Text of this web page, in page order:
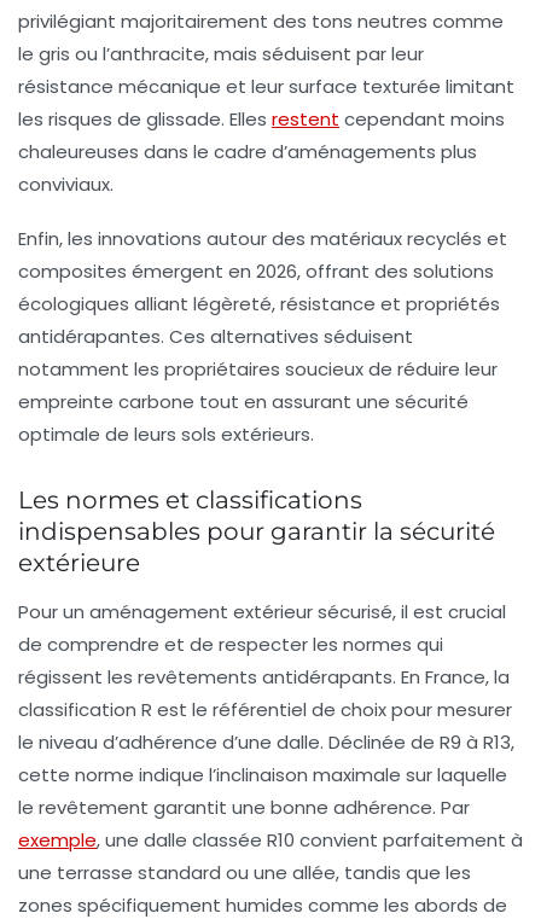
privilégiant majoritairement des tons neutres comme
le gris ou l’anthracite, mais séduisent par leur
résistance mécanique et leur surface texturée limitant
les risques de glissade. Elles restent cependant moins
chaleureuses dans le cadre d’aménagements plus
conviviaux.
Enfin, les innovations autour des matériaux recyclés et
composites émergent en 2026, offrant des solutions
écologiques alliant légèreté, résistance et propriétés
antidérapantes. Ces alternatives séduisent
notamment les propriétaires soucieux de réduire leur
empreinte carbone tout en assurant une sécurité
optimale de leurs sols extérieurs.
Les normes et classifications
indispensables pour garantir la sécurité
extérieure
Pour un aménagement extérieur sécurisé, il est crucial
de comprendre et de respecter les normes qui
régissent les revêtements antidérapants. En France, la
classification R est le référentiel de choix pour mesurer
le niveau d’adhérence d’une dalle. Déclinée de R9 à R13,
cette norme indique l’inclinaison maximale sur laquelle
le revêtement garantit une bonne adhérence. Par
exemple, une dalle classée R10 convient parfaitement à
une terrasse standard ou une allée, tandis que les
zones spécifiquement humides comme les abords de